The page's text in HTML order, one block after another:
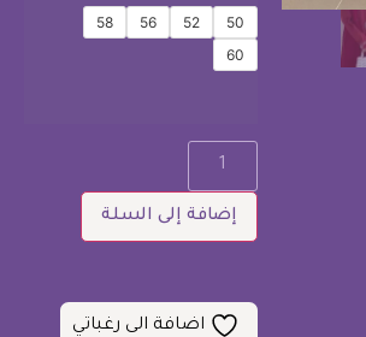
50
52
56
58
60
إضافة إلى السلة
اضافة الى رغباتي